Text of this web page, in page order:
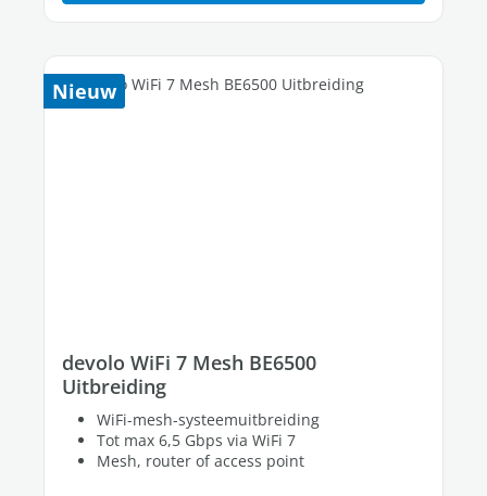
Nieuw
devolo WiFi 7 Mesh BE6500
Uitbreiding
WiFi-mesh-systeemuitbreiding
Tot max 6,5 Gbps via WiFi 7
Mesh, router of access point